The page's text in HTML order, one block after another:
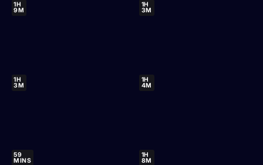
1H
9M
1H
3M
1H
3M
1H
4M
59
MINS
1H
8M